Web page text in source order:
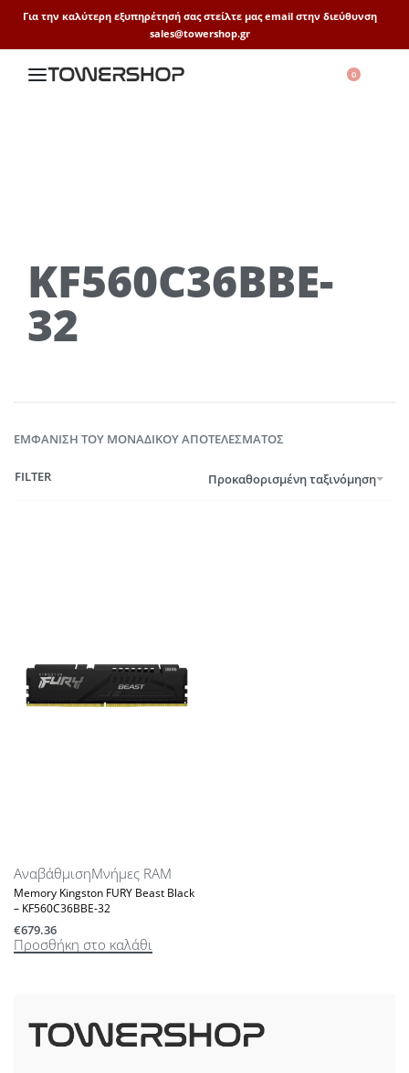
Για την καλύτερη εξυπηρέτησή σας στείλτε μας email στην διεύθυνση
sales@towershop.gr
0
KF560C36BBE-
32
ΕΜΦΆΝΙΣΗ ΤΟΥ ΜΟΝΑΔΙΚΟΎ ΑΠΟΤΕΛΈΣΜΑΤΟΣ
Προκαθορισμένη ταξινόμηση
FILTER
ΑναβάθμισηΜνήμες RAM
Memory Kingston FURY Beast Black
– KF560C36BBE-32
€679.36
Προσθήκη στο καλάθι